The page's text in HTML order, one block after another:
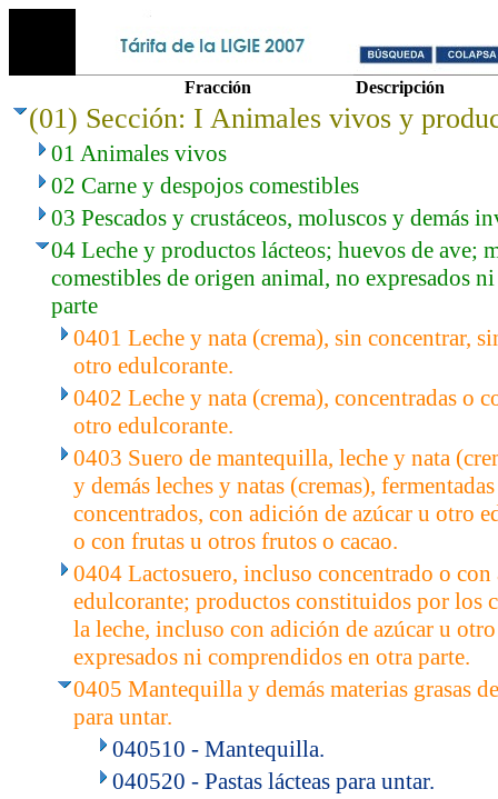
Fracción Descripción
(01) Sección: I Animales vivos y
01 Animales vivos
02 Carne y despojos comestibles
03 Pescados y crustáceos, moluscos y demás
04 Leche y productos lácteos; huevos de ave;
comestibles de origen animal, no expresados
parte
0401 Leche y nata (crema), sin concentrar,
otro edulcorante.
0402 Leche y nata (crema), concentradas o
otro edulcorante.
0403 Suero de mantequilla, leche y nata
y demás leches y natas (cremas),
concentrados, con adición de azúcar u otro
o con frutas u otros frutos o cacao.
0404 Lactosuero, incluso concentrado o
edulcorante; productos constituidos por los
la leche, incluso con adición de azúcar u
expresados ni comprendidos en otra parte.
0405 Mantequilla y demás materias grasas
para untar.
040510 - Mantequilla.
040520 - Pastas lácteas para untar.